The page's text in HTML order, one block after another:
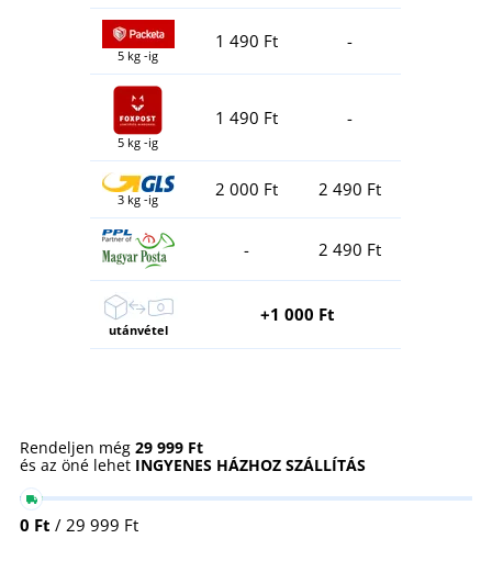
5 kg -ig
1 490 Ft -
5 kg -ig
1 490 Ft -
3 kg -ig 2 000 Ft 2 490 Ft
- 2 490 Ft
utánvétel
+1 000 Ft
Rendeljen még 29 999 Ft
és az öné lehet INGYENES HÁZHOZ SZÁLLÍTÁS
0 Ft / 29 999 Ft